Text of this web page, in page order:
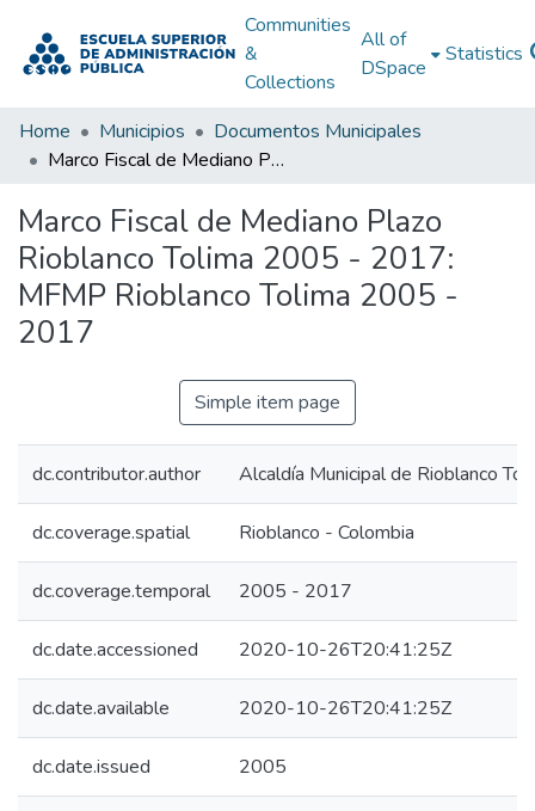
Communities
&
Collections
All of
DSpace
Statistics
Home Municipios
Documentos Municipales
Marco Fiscal de Mediano Plazo Rioblanco Tolima 2005 - 2017: MFMP Rioblanco Tolima 2005 - 2017
Marco Fiscal de Mediano Plazo
Rioblanco Tolima 2005 - 2017:
MFMP Rioblanco Tolima 2005 -
2017
Simple item page
dc.contributor.author Alcaldía Municipal de Rioblanco
dc.coverage.spatial Rioblanco - Colombia
dc.coverage.temporal 2005 - 2017
dc.date.accessioned 2020-10-26T20:41:25Z
dc.date.available 2020-10-26T20:41:25Z
dc.date.issued 2005